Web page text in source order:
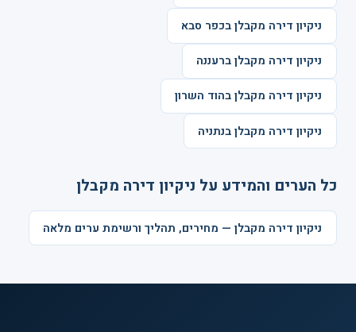
ניקיון דירה מקבלן בכפר סבא
ניקיון דירה מקבלן ברעננה
ניקיון דירה מקבלן בהוד השרון
ניקיון דירה מקבלן בנתניה
כל הערים והמידע על ניקיון דירה מקבלן
ניקיון דירה מקבלן — מחירים, תהליך ורשימת ערים מלאה